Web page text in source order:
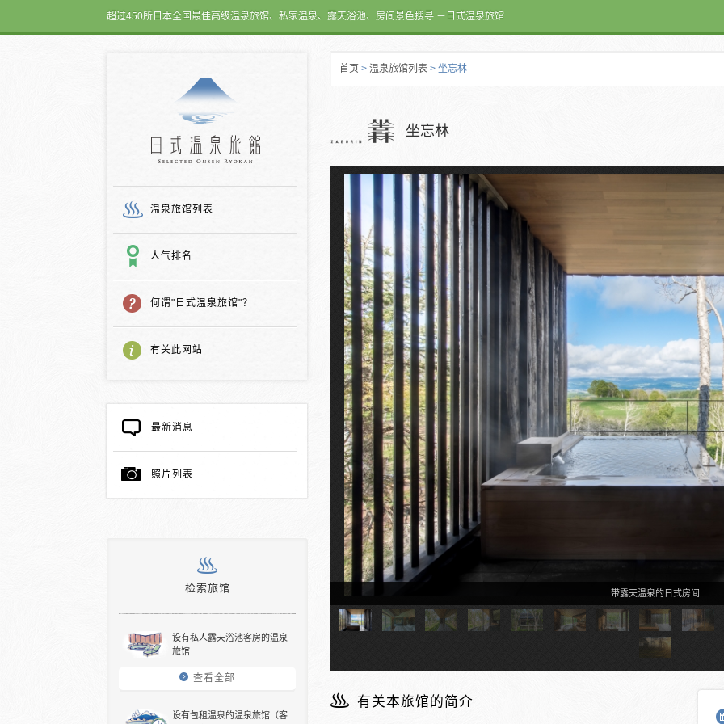
超过450所日本全国最佳高级温泉旅馆、私家温泉、露天浴池、房间景色搜寻 －日式温泉旅馆
温泉旅馆列表
人气排名
何谓"日式温泉旅馆"？
有关此网站
最新消息
照片列表
检索旅馆
设有私人露天浴池客房的温泉
旅馆
查看全部
设有包租温泉的温泉旅馆（客
首页 > 温泉旅馆列表 > 坐忘林
坐忘林
带露天温泉的日式房间
有关本旅馆的简介